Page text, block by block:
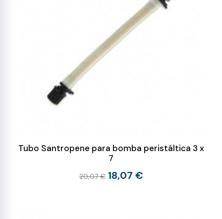
Tubo Santropene para bomba peristáltica 3 x
7
20,07 € 18,07 €